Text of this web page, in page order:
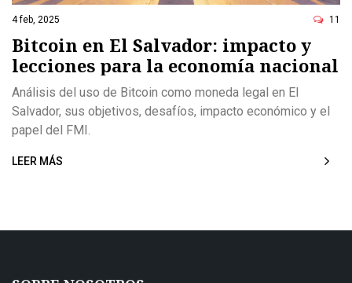
4 feb, 2025 11
Bitcoin en El Salvador: impacto y
lecciones para la economía nacional
Análisis del uso de Bitcoin como moneda legal en El
Salvador, sus objetivos, desafíos, impacto económico y el
papel del FMI.
LEER MÁS